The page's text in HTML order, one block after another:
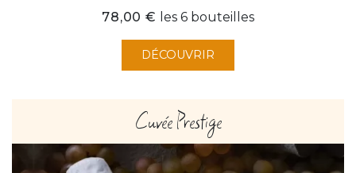
Prix
78,00 € les 6 bouteilles
DÉCOUVRIR
Cuvée Prestige